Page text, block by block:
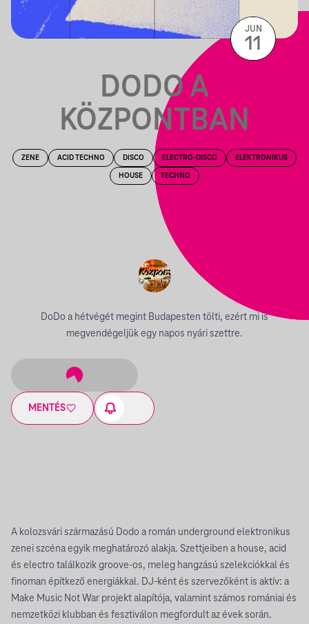
DODO A
KÖZPONTBAN
ZENE ACID TECHNO DISCO ELECTRO-DISCO ELEKTRONIKUS
HOUSE TECHNO
DoDo a hétvégét megint Budapesten tölti, ezért mi is
megvendégeljük egy napos nyári szettre.
MENTÉS
JUN
11
A kolozsvári származású Dodo a román underground elektronikus
zenei szcéna egyik meghatározó alakja. Szettjeiben a house, acid
és electro találkozik groove-os, meleg hangzású szelekciókkal és
finoman építkező energiákkal. DJ-ként és szervezőként is aktív: a
Make Music Not War projekt alapítója, valamint számos romániai és
nemzetközi klubban és fesztiválon megfordult az évek során.